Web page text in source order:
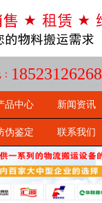
18523126268
品中心 新闻资讯
伪鉴定 联系我们